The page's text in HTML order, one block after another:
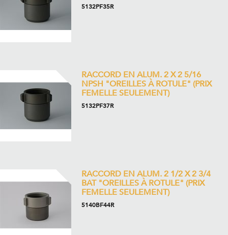
5132PF35R
RACCORD EN ALUM. 2 X 2 5/16
NPSH "OREILLES À ROTULE" (PRIX
FEMELLE SEULEMENT)
5132PF37R
RACCORD EN ALUM. 2 1/2 X 2 3/4
BAT "OREILLES À ROTULE" (PRIX
FEMELLE SEULEMENT)
5140BF44R